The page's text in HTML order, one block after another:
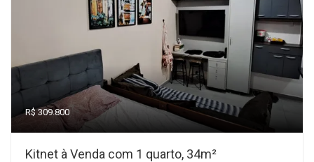
R$ 309.800
Kitnet à Venda com 1 quarto, 34m²